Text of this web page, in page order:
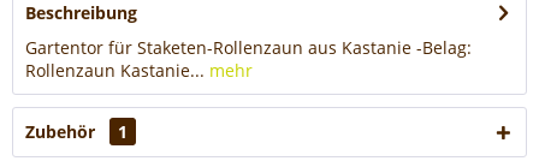
Beschreibung
Gartentor für Staketen-Rollenzaun aus Kastanie -Belag:
Rollenzaun Kastanie... mehr
Zubehör 1